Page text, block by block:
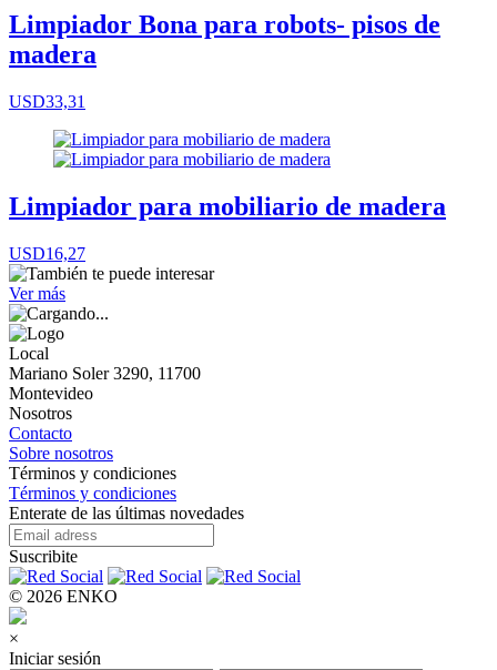
Limpiador Bona para robots- pisos de
madera
USD33,31
Limpiador para mobiliario de madera
USD16,27
Ver más
Local
Mariano Soler 3290, 11700
Montevideo
Nosotros
Contacto
Sobre nosotros
Términos y condiciones
Términos y condiciones
Enterate de las últimas novedades
Suscribite
© 2026 ENKO
×
Iniciar sesión